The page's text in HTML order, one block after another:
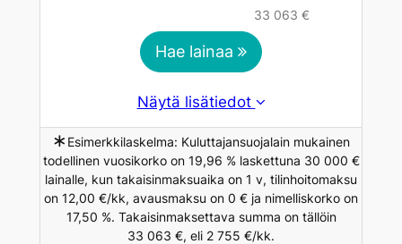
33 063 €
Hae lainaa
Näytä lisätiedot
∗ Esimerkkilaskelma: Kuluttajansuojalain mukainen
todellinen vuosikorko on 19,96 % laskettuna 30 000 €
lainalle, kun takaisinmaksuaika on 1 v, tilinhoitomaksu
on 12,00 €/kk, avausmaksu on 0 € ja nimelliskorko on
17,50 %. Takaisinmaksettava summa on tällöin
33 063 €, eli 2 755 €/kk.